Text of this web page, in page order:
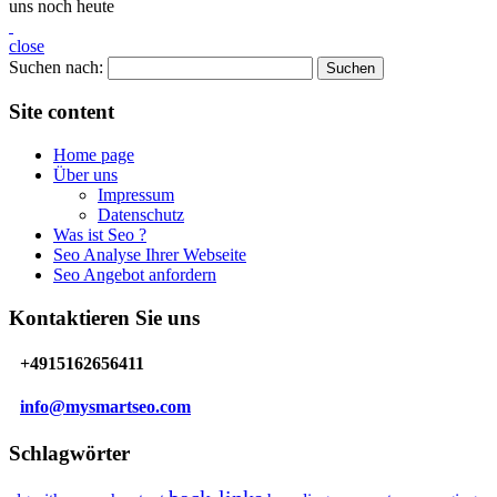
uns noch heute
close
Suchen nach:
Site content
Home page
Über uns
Impressum
Datenschutz
Was ist Seo ?
Seo Analyse Ihrer Webseite
Seo Angebot anfordern
Kontaktieren Sie uns
+4915162656411
info@mysmartseo.com
Schlagwörter